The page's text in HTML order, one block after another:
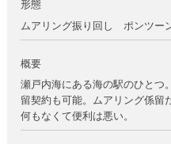
形態
ムアリング振り回し ポンツー
概要
瀬戸内海にある海の駅のひとつ
留契約も可能。ムアリング係留
何もなくて便利は悪い。